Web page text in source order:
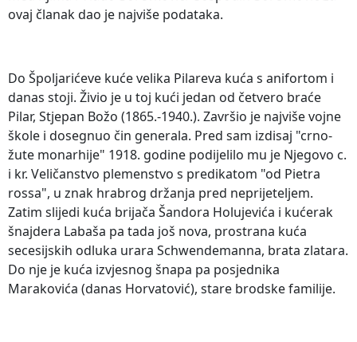
ovaj članak dao je najviše podataka.
Do Špoljarićeve kuće velika Pilareva kuća s anifortom i
danas stoji. Živio je u toj kući jedan od četvero braće
Pilar, Stjepan Božo (1865.-1940.). Završio je najviše vojne
škole i dosegnuo čin generala. Pred sam izdisaj "crno-
žute monarhije" 1918. godine podijelilo mu je Njegovo c.
i kr. Veličanstvo plemenstvo s predikatom "od Pietra
rossa", u znak hrabrog držanja pred neprijeteljem.
Zatim slijedi kuća brijača Šandora Holujevića i kućerak
šnajdera Labaša pa tada još nova, prostrana kuća
secesijskih odluka urara Schwendemanna, brata zlatara.
Do nje je kuća izvjesnog šnapa pa posjednika
Marakovića (danas Horvatović), stare brodske familije.